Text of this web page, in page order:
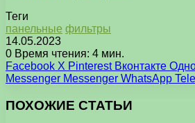
Теги
панельные фильтры
14.05.2023
0 Время чтения: 4 мин.
Facebook X Pinterest Вконтакте
Messenger Messenger WhatsApp
ПОХОЖИЕ СТАТЬИ